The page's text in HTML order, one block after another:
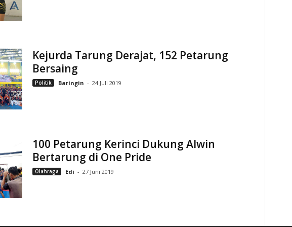
Kejurda Tarung Derajat, 152 Petarung
Bersaing
Politik Baringin - 24 Juli 2019
100 Petarung Kerinci Dukung Alwin
Bertarung di One Pride
Olahraga Edi - 27 Juni 2019